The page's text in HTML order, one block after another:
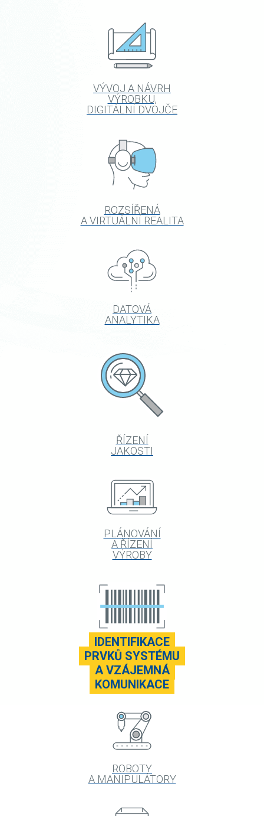
VÝVOJ A NÁVRH
VÝROBKU,
DIGITÁLNÍ DVOJČE
ROZSÍŘENÁ
A VIRTUÁLNÍ REALITA
DATOVÁ
ANALYTIKA
ŘÍZENÍ
JAKOSTI
PLÁNOVÁNÍ
A ŘÍZENÍ
VÝROBY
IDENTIFIKACE
PRVKŮ SYSTÉMU
A VZÁJEMNÁ
KOMUNIKACE
ROBOTY
A MANIPULÁTORY